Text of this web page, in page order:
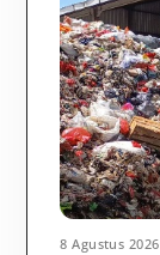
8 Agustus 2026